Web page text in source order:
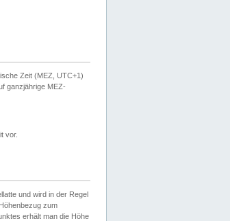
Zeit (MEZ, UTC+1)
ganzjährige MEZ-
vor.
und wird in der Regel
zum
erhält man die Höhe